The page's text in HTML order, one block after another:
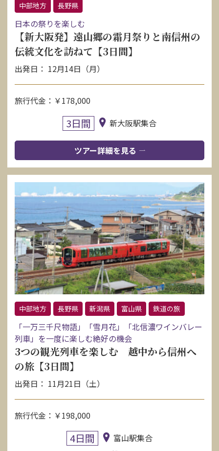
中部地方 長野県
日本の祭りを楽しむ
【新大阪発】遠山郷の霜月祭りと南信州の
伝統文化を訪ねて【3日間】
出発日： 12月14日（月）
旅行代金：￥178,000
3日間 新大阪駅集合
ツアー詳細を見る
中部地方 長野県 新潟県 富山県 鉄道の旅
「一万三千尺物語」「雪月花」「北信濃ワインバレー
列車」を一度に楽しむ絶好の機会
3つの観光列車を楽しむ 越中から信州へ
の旅【3日間】
出発日： 11月21日（土）
旅行代金：￥198,000
4日間
富山駅集合